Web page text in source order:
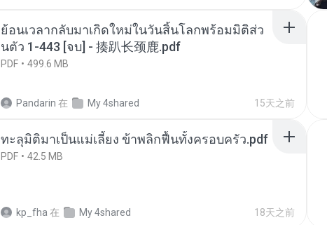
ย้อนเวลากลับมาเกิดใหม่ในวันสิ้นโลกพร้อมมิติส่ว
นตัว 1-443 [จบ] - 揍趴长颈鹿.pdf
PDF 499.6 MB
Pandarin 在 My 4shared 15天之前
ทะลุมิติมาเป็นแม่เลี้ยง ข้าพลิกฟื้นทั้งครอบครัว.pdf
PDF 42.5 MB
kp_fha 在 My 4shared 18天之前